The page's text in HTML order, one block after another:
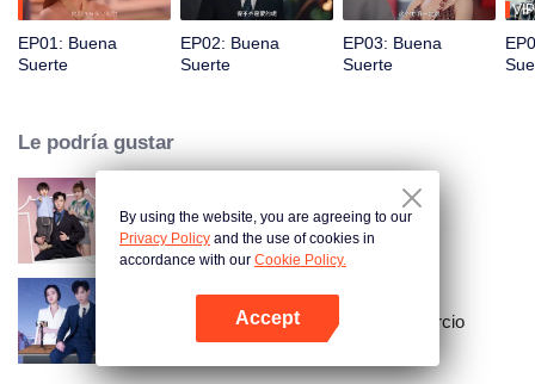
EP01: Buena
Suerte
EP02: Buena
Suerte
EP03: Buena
Suerte
VIP
Le podría gustar
Memorias contigo
Amor empieza después del divorcio
By using the website, you are agreeing to our
Privacy Policy and the use of cookies in
accordance with our Cookie Policy.
Accept